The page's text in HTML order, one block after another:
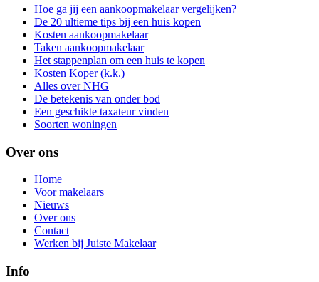
Hoe ga jij een aankoopmakelaar vergelijken?
De 20 ultieme tips bij een huis kopen
Kosten aankoopmakelaar
Taken aankoopmakelaar
Het stappenplan om een huis te kopen
Kosten Koper (k.k.)
Alles over NHG
De betekenis van onder bod
Een geschikte taxateur vinden
Soorten woningen
Over ons
Home
Voor makelaars
Nieuws
Over ons
Contact
Werken bij Juiste Makelaar
Info